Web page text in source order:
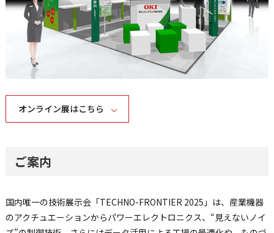
オンライン展はこちら
ご案内
国内唯一の技術展示会「TECHNO-FRONTIER 2025」は、産業機器
のアクチュエーションからパワーエレクトロニクス、“見えないノイ